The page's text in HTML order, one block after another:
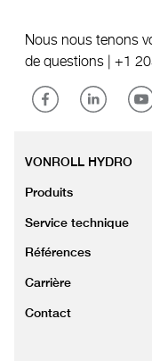
Nous nous tenons
de questions | +1
VONROLL HYDRO
Produits
Service technique
Références
Carrière
Contact